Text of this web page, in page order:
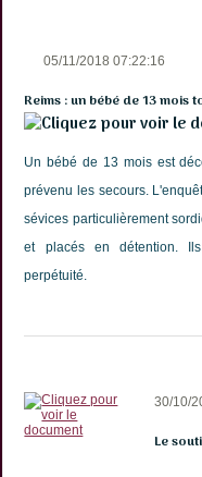
05/11/2018 07:22:16
Reims : un bébé de 13
Un bébé de 13 mois est
prévenu les secours.
sévices particulièrement
et placés en détention.
perpétuité.
30/10/
Le